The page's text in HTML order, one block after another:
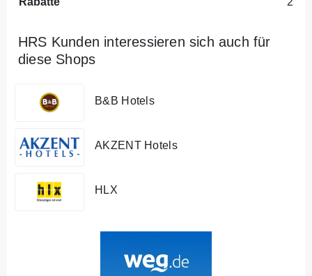
HRS Kunden interessieren sich auch für
diese Shops
B&B Hotels
AKZENT Hotels
HLX